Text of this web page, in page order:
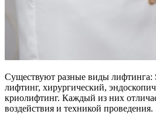
Существуют разные виды лифтинга:
лифтинг, хирургический,
криолифтинг. Каждый из них
воздействия и техникой проведения.